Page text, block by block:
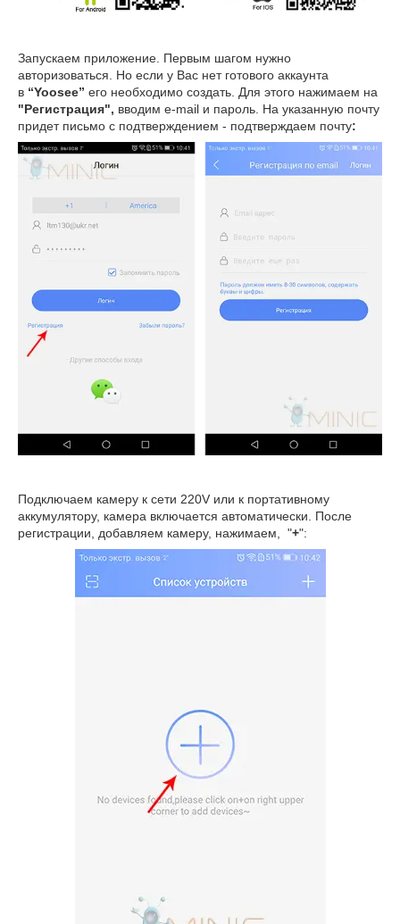
Запускаем приложение. Первым шагом нужно
авторизоваться. Но если у Вас нет готового аккаунта
в “Yoosee” его необходимо создать. Для этого нажимаем на
"Регистрация", вводим e-mail и пароль. На указанную почту
придет письмо с подтверждением - подтверждаем почту:
Подключаем камеру к сети 220V или к портативному
аккумулятору, камера включается автоматически. После
регистрации, добавляем камеру, нажимаем, "+":